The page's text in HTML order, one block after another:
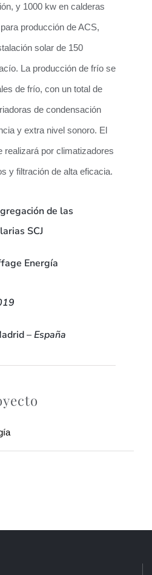
y 1000 kw en calderas
producción de ACS,
solar de 150
La producción de frío se
de frío, con un total de
de condensación
y extra nivel sonoro. El
realizará por climatizadores
y filtración de alta eficacia.
de las
SCJ
Energía
–España